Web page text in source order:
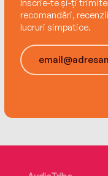
Înscrie-te și-ți
recomandări,
lucruri simpatice.